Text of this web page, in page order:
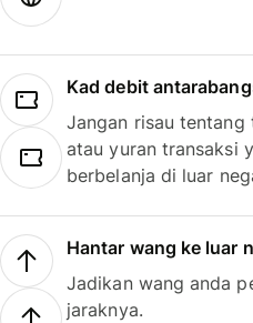
Kad debit
Jangan risau
atau yuran transaksi
berbelanja di luar
Hantar wang ke luar
Jadikan wang anda
jaraknya.